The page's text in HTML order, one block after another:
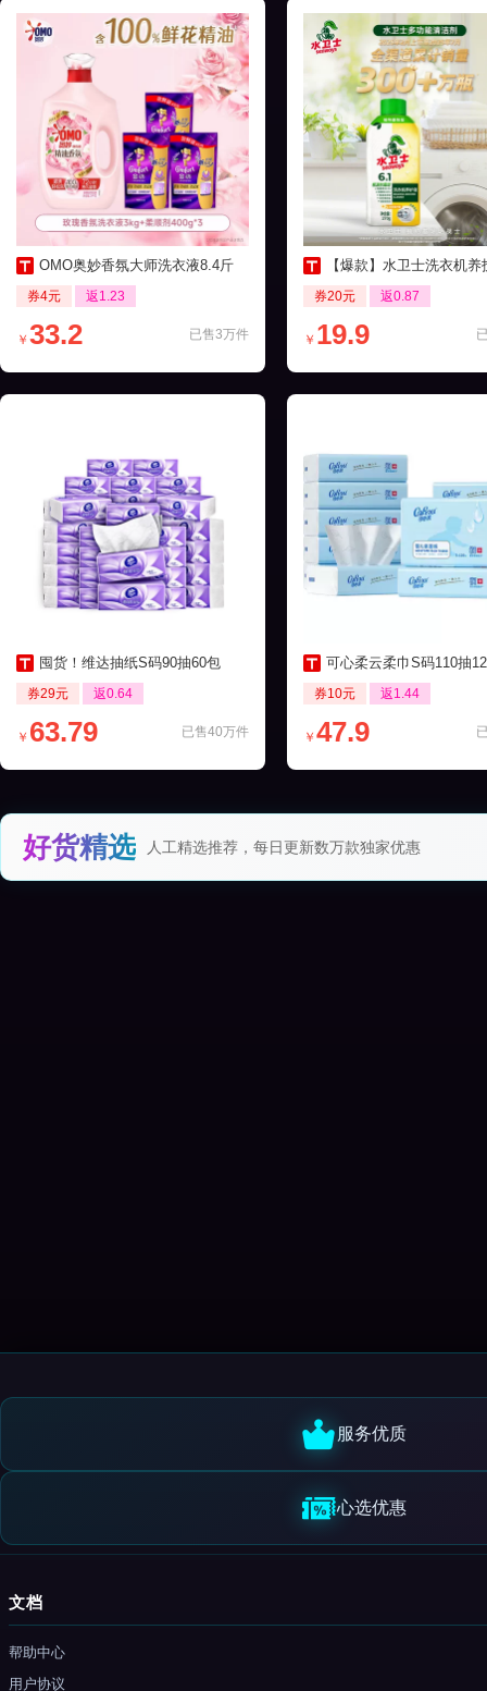
OMO奥妙香氛大师洗衣液8.4斤
券4元 返1.23
已售3万件
￥ 33.2
【爆款】水卫士洗衣机养护液
券20元 返0.87
￥ 19.9
囤货！维达抽纸S码90抽60包
券29元 返0.64
已售40万件
￥ 63.79
可心柔云柔巾S码110抽12包保湿
券10元 返1.44
￥ 47.9
好货精选 人工精选推荐，每日更新数万款独家优惠
服务优质
心选优惠
文档
帮助中心
用户协议